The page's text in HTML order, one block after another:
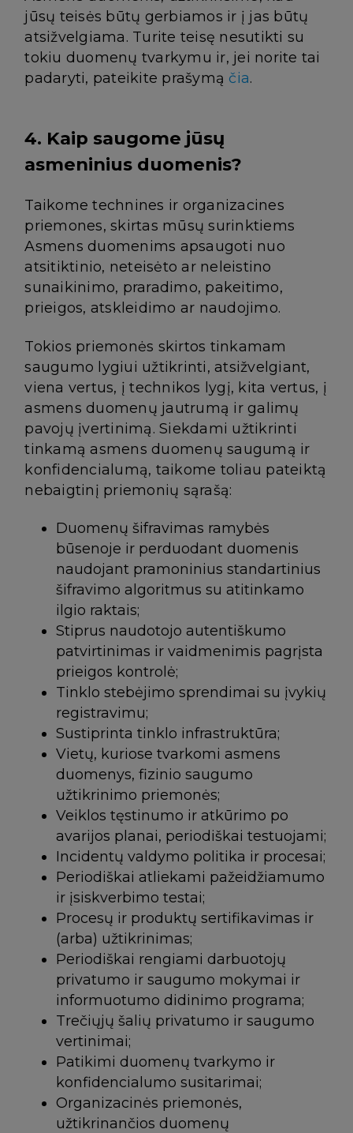
jūsų teisės būtų gerbiamos ir į jas būtų
atsižvelgiama. Turite teisę nesutikti su
tokiu duomenų tvarkymu ir, jei norite tai
padaryti, pateikite prašymą čia.
4. Kaip saugome jūsų
asmeninius duomenis?
Taikome technines ir organizacines
priemones, skirtas mūsų surinktiems
Asmens duomenims apsaugoti nuo
atsitiktinio, neteisėto ar neleistino
sunaikinimo, praradimo, pakeitimo,
prieigos, atskleidimo ar naudojimo.
Tokios priemonės skirtos tinkamam
saugumo lygiui užtikrinti, atsižvelgiant,
viena vertus, į technikos lygį, kita vertus, į
asmens duomenų jautrumą ir galimų
pavojų įvertinimą. Siekdami užtikrinti
tinkamą asmens duomenų saugumą ir
konfidencialumą, taikome toliau pateiktą
nebaigtinį priemonių sąrašą:
Duomenų šifravimas ramybės
būsenoje ir perduodant duomenis
naudojant pramoninius standartinius
šifravimo algoritmus su atitinkamo
ilgio raktais;
Stiprus naudotojo autentiškumo
patvirtinimas ir vaidmenimis pagrįsta
prieigos kontrolė;
Tinklo stebėjimo sprendimai su įvykių
registravimu;
Sustiprinta tinklo infrastruktūra;
Vietų, kuriose tvarkomi asmens
duomenys, fizinio saugumo
užtikrinimo priemonės;
Veiklos tęstinumo ir atkūrimo po
avarijos planai, periodiškai testuojami;
Incidentų valdymo politika ir procesai;
Periodiškai atliekami pažeidžiamumo
ir įsiskverbimo testai;
Procesų ir produktų sertifikavimas ir
(arba) užtikrinimas;
Periodiškai rengiami darbuotojų
privatumo ir saugumo mokymai ir
informuotumo didinimo programa;
Trečiųjų šalių privatumo ir saugumo
vertinimai;
Patikimi duomenų tvarkymo ir
konfidencialumo susitarimai;
Organizacinės priemonės,
užtikrinančios duomenų